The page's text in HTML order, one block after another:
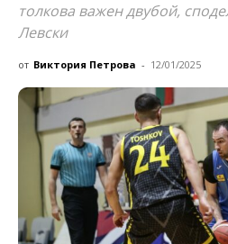
толкова важен двубой,
Левски
от Виктория Петрова - 12/01/2025